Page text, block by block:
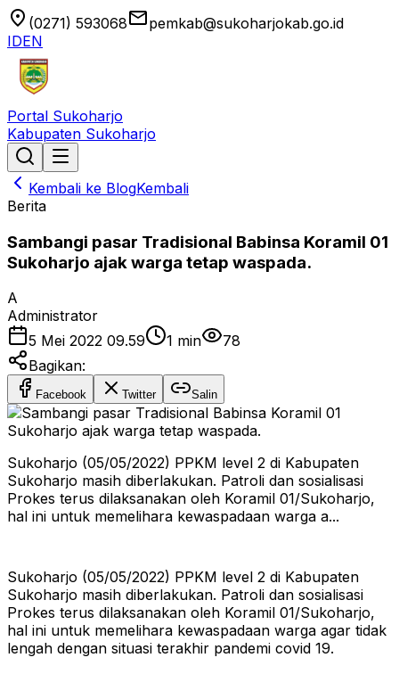
location_on (0271) 593068emailpemkab@sukoharjokab.go.id
IDEN
Portal Sukoharjo
Kabupaten Sukoharjo
Kembali ke BlogKembali
Berita
Sambangi pasar Tradisional Babinsa Koramil 01
Sukoharjo ajak warga tetap waspada.
A
Administrator
5 Mei 2022 09.59
1 min
78
Bagikan:
Facebook Twitter Salin
Sukoharjo (05/05/2022) PPKM level 2 di Kabupaten
Sukoharjo masih diberlakukan. Patroli dan sosialisasi
Prokes terus dilaksanakan oleh Koramil 01/Sukoharjo,
hal ini untuk memelihara kewaspadaan warga a...
Sukoharjo (05/05/2022) PPKM level 2 di Kabupaten
Sukoharjo masih diberlakukan. Patroli dan sosialisasi
Prokes terus dilaksanakan oleh Koramil 01/Sukoharjo,
hal ini untuk memelihara kewaspadaan warga agar tidak
lengah dengan situasi terakhir pandemi covid 19.